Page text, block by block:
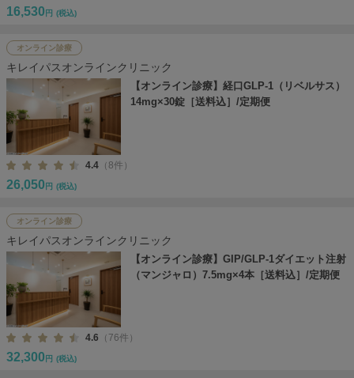
16,530 円 (税込)
オンライン診療
キレイパスオンラインクリニック
【オンライン診療】経口GLP-1（リベルサス）
14mg×30錠［送料込］/定期便
4.4 （8件）
26,050 円 (税込)
オンライン診療
キレイパスオンラインクリニック
【オンライン診療】GIP/GLP-1ダイエット注射
（マンジャロ）7.5mg×4本［送料込］/定期便
4.6 （76件）
32,300 円 (税込)